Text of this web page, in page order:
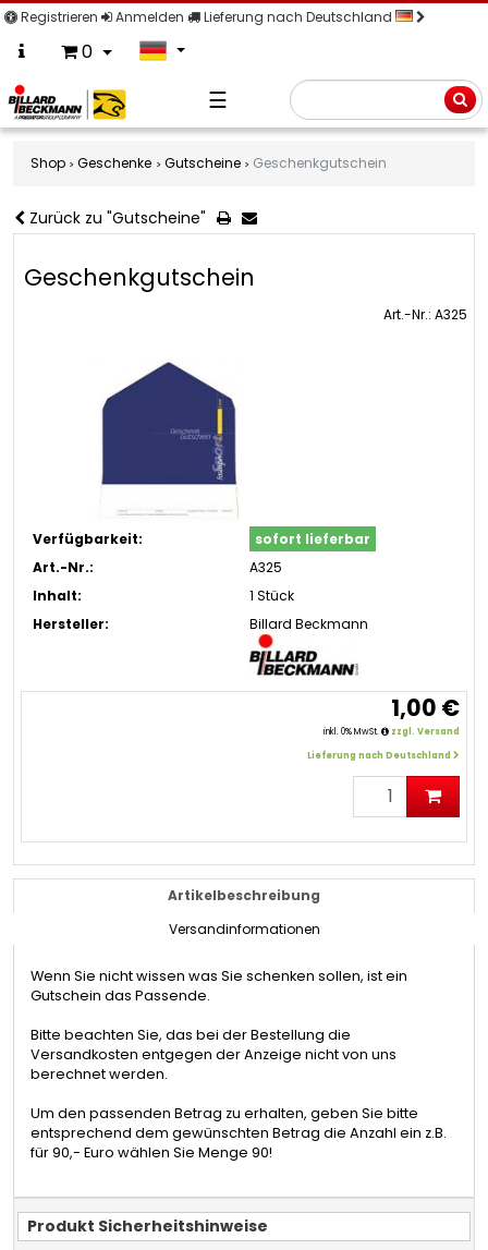
Registrieren Anmelden Lieferung nach Deutschland
0
☰
Shop Geschenke Gutscheine Geschenkgutschein
Zurück zu "Gutscheine"
Geschenkgutschein
Art.-Nr.: A325
Verfügbarkeit:
sofort lieferbar
Art.-Nr.:
A325
Inhalt:
1 Stück
Hersteller:
Billard Beckmann
1,00 €
inkl. 0% MwSt.
zzgl. Versand
Lieferung nach Deutschland
Artikelbeschreibung
Versandinformationen
Wenn Sie nicht wissen was Sie schenken sollen, ist ein
Gutschein das Passende.
Bitte beachten Sie, das bei der Bestellung die
Versandkosten entgegen der Anzeige nicht von uns
berechnet werden.
Um den passenden Betrag zu erhalten, geben Sie bitte
entsprechend dem gewünschten Betrag die Anzahl ein z.B.
für 90,- Euro wählen Sie Menge 90!
Produkt Sicherheitshinweise